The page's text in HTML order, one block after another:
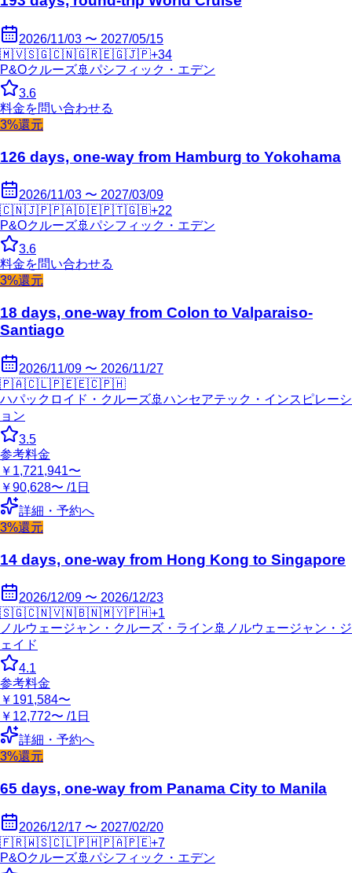
2026/11/03 〜 2027/05/15
🇲🇻🇸🇬🇨🇳🇬🇷🇪🇬🇯🇵+34
P&Oクルーズ🚢 パシフィック・エデン
3.6
料金を問い合わせる
3%還元
126 days, one-way from Hamburg to Yokohama
2026/11/03 〜 2027/03/09
🇨🇳🇯🇵🇵🇦🇩🇪🇵🇹🇬🇧+22
P&Oクルーズ🚢 パシフィック・エデン
3.6
料金を問い合わせる
3%還元
18 days, one-way from Colon to Valparaiso-
Santiago
2026/11/09 〜 2026/11/27
🇵🇦🇨🇱🇵🇪🇪🇨🇵🇭
ハパックロイド・クルーズ🚢 ハンセアテック・インスピレーシ
ョン
3.5
参考料金
￥1,721,941〜
￥90,628〜 /1日
詳細・予約へ
3%還元
14 days, one-way from Hong Kong to Singapore
2026/12/09 〜 2026/12/23
🇸🇬🇨🇳🇻🇳🇧🇳🇲🇾🇵🇭+1
ノルウェージャン・クルーズ・ライン 🚢 ノルウェージャン・ジ
ェイド
4.1
参考料金
￥191,584〜
￥12,772〜 /1日
詳細・予約へ
3%還元
65 days, one-way from Panama City to Manila
2026/12/17 〜 2027/02/20
🇫🇷🇼🇸🇨🇱🇵🇭🇵🇦🇵🇪+7
P&Oクルーズ🚢 パシフィック・エデン